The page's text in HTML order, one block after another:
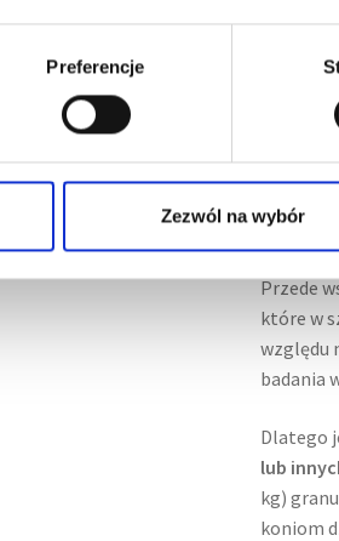
Preferencje
Zezwól na wybór
Imbir –
Nie
Imbir
lub
Przede
które w
względu
badania
Dlatego
lub
kg)
koniom